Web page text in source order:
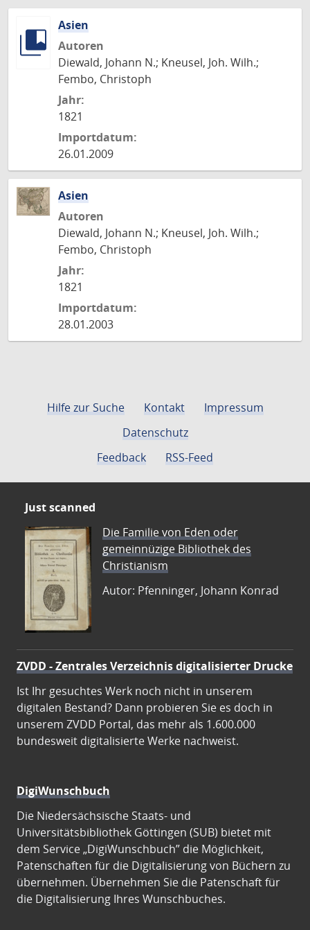
Asien
Autoren
Diewald, Johann N.; Kneusel, Joh. Wilh.;
Fembo, Christoph
Jahr:
1821
Importdatum:
26.01.2009
Asien
Autoren
Diewald, Johann N.; Kneusel, Joh. Wilh.;
Fembo, Christoph
Jahr:
1821
Importdatum:
28.01.2003
Hilfe zur Suche Kontakt
Impressum
Datenschutz
Feedback
RSS-Feed
Just scanned
Die Familie von Eden oder
gemeinnüzige Bibliothek des
Christianism
Autor: Pfenninger, Johann Konrad
ZVDD - Zentrales Verzeichnis digitalisierter Drucke
Ist Ihr gesuchtes Werk noch nicht in unserem
digitalen Bestand? Dann probieren Sie es doch in
unserem ZVDD Portal, das mehr als 1.600.000
bundesweit digitalisierte Werke nachweist.
DigiWunschbuch
Die Niedersächsische Staats- und
Universitätsbibliothek Göttingen (SUB) bietet mit
dem Service „DigiWunschbuch” die Möglichkeit,
Patenschaften für die Digitalisierung von Büchern zu
übernehmen. Übernehmen Sie die Patenschaft für
die Digitalisierung Ihres Wunschbuches.